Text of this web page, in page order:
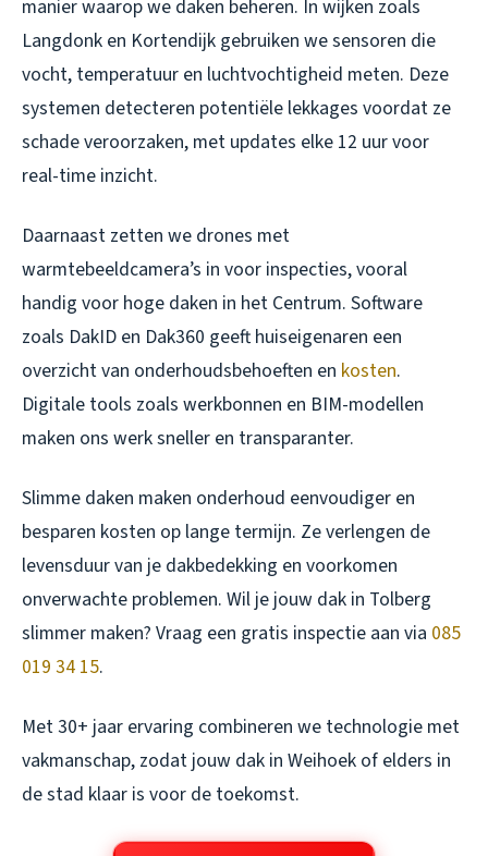
manier waarop we daken beheren. In wijken zoals
Langdonk en Kortendijk gebruiken we sensoren die
vocht, temperatuur en luchtvochtigheid meten. Deze
systemen detecteren potentiële lekkages voordat ze
schade veroorzaken, met updates elke 12 uur voor
real-time inzicht.
Daarnaast zetten we drones met
warmtebeeldcamera’s in voor inspecties, vooral
handig voor hoge daken in het Centrum. Software
zoals DakID en Dak360 geeft huiseigenaren een
overzicht van onderhoudsbehoeften en kosten.
Digitale tools zoals werkbonnen en BIM-modellen
maken ons werk sneller en transparanter.
Slimme daken maken onderhoud eenvoudiger en
besparen kosten op lange termijn. Ze verlengen de
levensduur van je dakbedekking en voorkomen
onverwachte problemen. Wil je jouw dak in Tolberg
slimmer maken? Vraag een gratis inspectie aan via 085
019 34 15.
Met 30+ jaar ervaring combineren we technologie met
vakmanschap, zodat jouw dak in Weihoek of elders in
de stad klaar is voor de toekomst.